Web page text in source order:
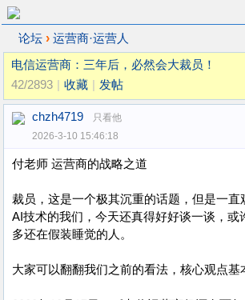
论坛 › 运营商·运营人
电信运营商：三年后，必然会大裁员！
42/2893
收藏 发帖
chzh4719
只看他
2026-3-10 15:46:18
付老师 运营商的战略之道
裁员，这是一个极其沉重的话题，但是一直
AI技术的我们，今天还真得好好谈一谈，或
多还在假装睡觉的人。
大家可以翻翻我们之前的看法，核心观点基